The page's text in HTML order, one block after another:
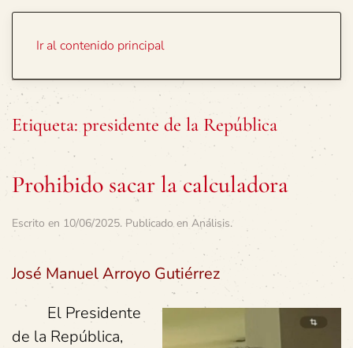
Ir al contenido principal
Etiqueta: presidente de la República
Prohibido sacar la calculadora
Escrito en 10/06/2025. Publicado en Análisis.
José Manuel Arroyo Gutiérrez
El Presidente
de la República,